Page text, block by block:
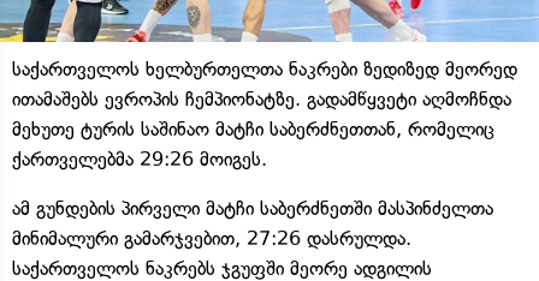
საქართველოს ხელბურთელთა ნაკრები ზედიზედ მეორედ
ითამაშებს ევროპის ჩემპიონატზე. გადამწყვეტი აღმოჩნდა
მეხუთე ტურის საშინაო მატჩი საბერძნეთთან, რომელიც
ქართველებმა 29:26 მოიგეს.
ამ გუნდების პირველი მატჩი საბერძნეთში მასპინძელთა
მინიმალური გამარჯვებით, 27:26 დასრულდა.
საქართველოს ნაკრებს ჯგუფში მეორე ადგილის